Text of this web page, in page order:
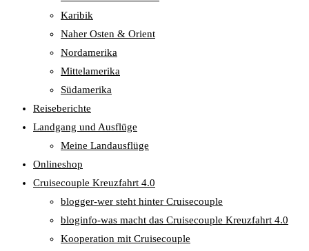
Karibik
Naher Osten & Orient
Nordamerika
Mittelamerika
Südamerika
Reiseberichte
Landgang und Ausflüge
Meine Landausflüge
Onlineshop
Cruisecouple Kreuzfahrt 4.0
blogger-wer steht hinter Cruisecouple
bloginfo-was macht das Cruisecouple Kreuzfahrt 4.0
Kooperation mit Cruisecouple